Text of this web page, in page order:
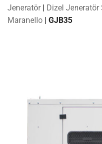
Jeneratör | Dizel Jeneratör
Maranello | GJB35